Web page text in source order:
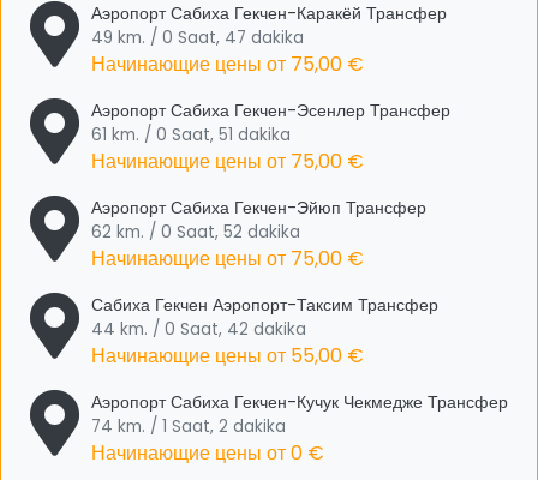
Аэропорт Сабиха Гекчен-Каракёй Трансфер
49 km. / 0 Saat, 47 dakika
Начинающие цены от 75,00 €
Аэропорт Сабиха Гекчен-Эсенлер Трансфер
61 km. / 0 Saat, 51 dakika
Начинающие цены от 75,00 €
Аэропорт Сабиха Гекчен-Эйюп Трансфер
62 km. / 0 Saat, 52 dakika
Начинающие цены от 75,00 €
Сабиха Гекчен Аэропорт-Таксим Трансфер
44 km. / 0 Saat, 42 dakika
Начинающие цены от 55,00 €
Аэропорт Сабиха Гекчен-Кучук Чекмедже Трансфер
74 km. / 1 Saat, 2 dakika
Начинающие цены от0 €